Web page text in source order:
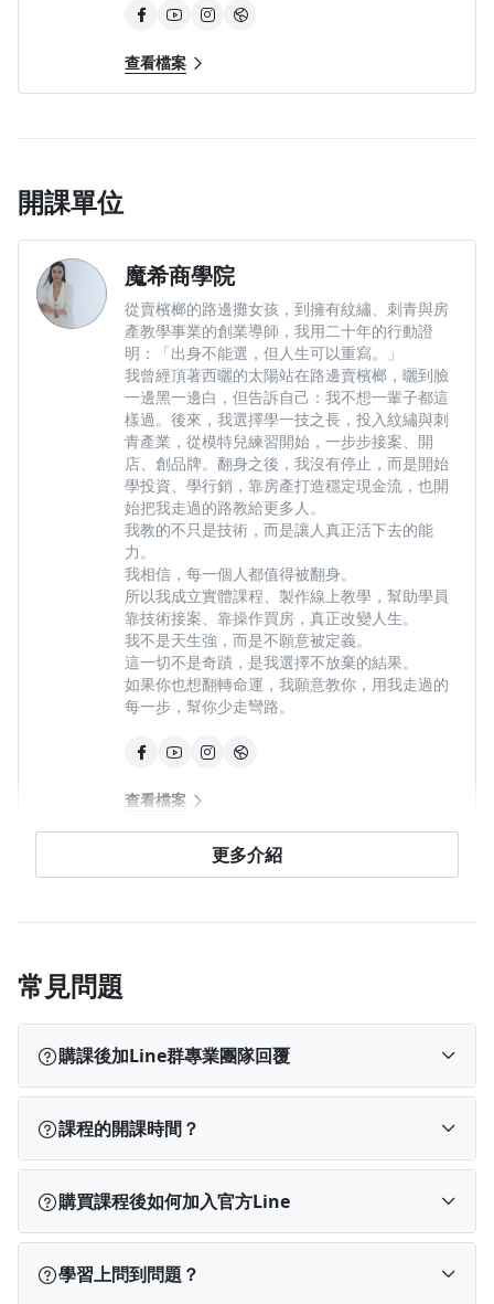
10年經驗的穿洞祖師爺-安師傅穿洞吧
在疫情面前，所有的實體店面都需要經營網路行銷，在希希老師
的指導下，我在網路上拍攝影片帶領夥伴創造破百萬業績，從一
位單純的技術者，到面對鏡頭教學以及行銷後，經營在台北西門
町鬧區的總店，利用短視頻的力量，已經培訓出五位師傅，目前
也準備在高雄開設分店
西門町玩懂3c
在通訊業從事15年，本身舞台魅力就很強，面對鏡頭時，我從
只拍網帥照說說專業術語，只注重現場客人，沒有經營網路，經
框架闡述出來，以及經過希希老師的個人IP定位後，到現在已經
擁有2萬粉絲的經營，是全台手機通訊各大品牌的經銷代理商首
選，希希老師說：想多了都是問題，做多了都是答案
台北心願刺青
疫情嚴峻的考驗，西門町只有唐吉軻德和心願刺青營業，在希希
老師一手創立的品牌裡，我們8位小夥伴是第一批上十天課程的
同學，一步一步按照課程裡的功課和刻意練習，利用短視頻的力
量，在疫情期間不斷練習，擁有面對鏡頭的勇氣，利用黃金表達
框架，引流百萬流量，源源不絕的客人，勇敢踏出面對鏡頭的第
查看檔案
開課單位
魔希商學院
從賣檳榔的路邊攤女孩，到擁有紋繡、刺青與房
產教學事業的創業導師，我用二十年的行動證
明：「出身不能選，但人生可以重寫。」
我曾經頂著西曬的太陽站在路邊賣檳榔，曬到臉
一邊黑一邊白，但告訴自己：我不想一輩子都這
樣過。後來，我選擇學一技之長，投入紋繡與刺
青產業，從模特兒練習開始，一步步接案、開
店、創品牌。翻身之後，我沒有停止，而是開始
學投資、學行銷，靠房產打造穩定現金流，也開
始把我走過的路教給更多人。
我教的不只是技術，而是讓人真正活下去的能
力。
我相信，每一個人都值得被翻身。
所以我成立實體課程、製作線上教學，幫助學員
靠技術接案、靠操作買房，真正改變人生。
我不是天生強，而是不願意被定義。
這一切不是奇蹟，是我選擇不放棄的結果。
如果你也想翻轉命運，我願意教你，用我走過的
每一步，幫你少走彎路。
查看檔案
更多介紹
常見問題
購課後加Line群專業團隊回覆
https://lin.ee/iYZfMqP
課程的開課時間？
目前40堂課程已全數上線唷
購買課程後如何加入官方Line
哈囉各位朋友們，購買課程後可以訊息給我，將會傳
送官方line 的連結🔗
學習上問到問題？